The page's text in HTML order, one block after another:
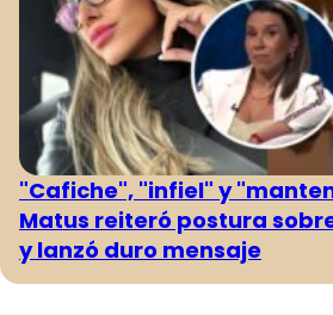
"Cafiche", "infiel" y
Matus reiteró postura
y lanzó duro mensaje